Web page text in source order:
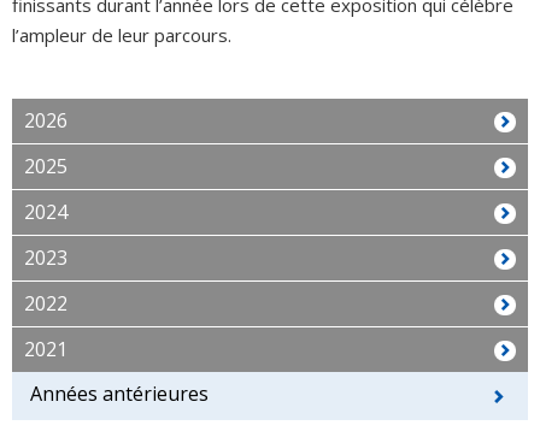
finissants durant l’année lors de cette exposition qui célèbre
l’ampleur de leur parcours.
2026
2025
2024
2023
2022
2021
Années antérieures